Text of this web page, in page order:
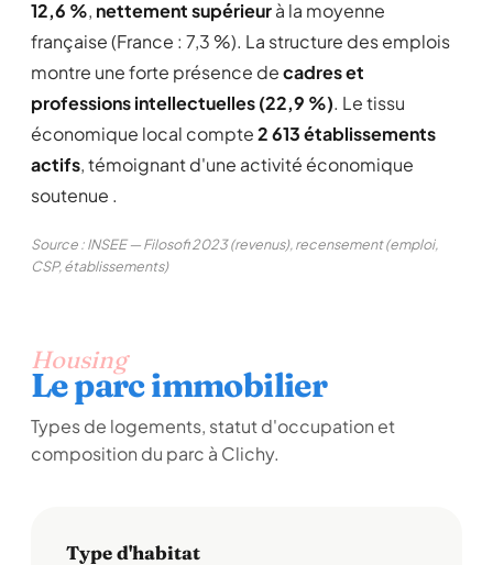
12,6 %, nettement supérieurà la moyenne
française (France : 7,3 %). La structure des emplois
montre une forte présence decadres et
professions intellectuelles (22,9 %). Le tissu
économique local compte2 613 établissements
actifs, témoignant d'une activité économique
soutenue .
Source : INSEE — Filosofi 2023 (revenus), recensement (emploi,
CSP, établissements)
Housing
Le parc immobilier
Types de logements, statut d'occupation et
composition du parc à Clichy.
Type d'habitat